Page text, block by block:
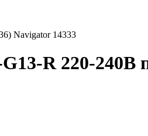
Navigator 14333
R 220-240В